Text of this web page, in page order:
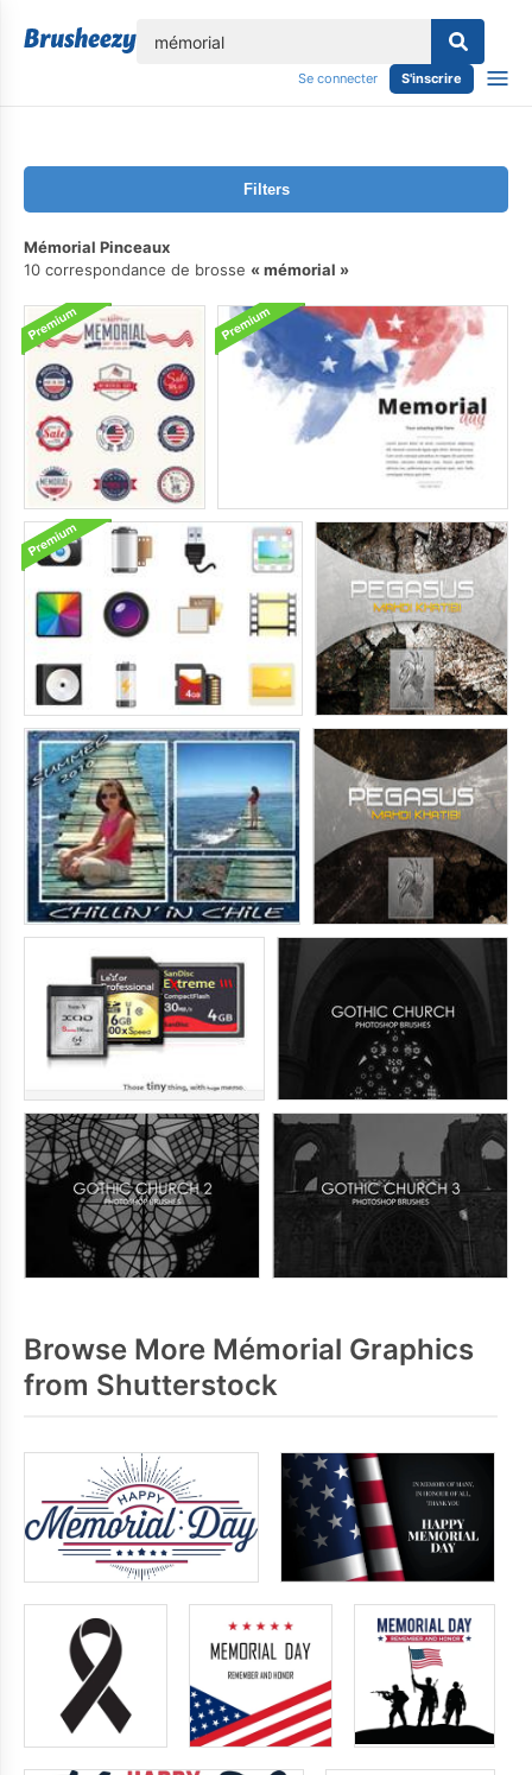
Se connecter S'inscrire
Filters
Mémorial Pinceaux
10 correspondance de brosse
mémorial
Browse More Mémorial Graphics
from Shutterstock